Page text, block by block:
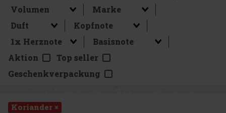
Aktion
Top seller
Geschenkverpackung
Koriander ×